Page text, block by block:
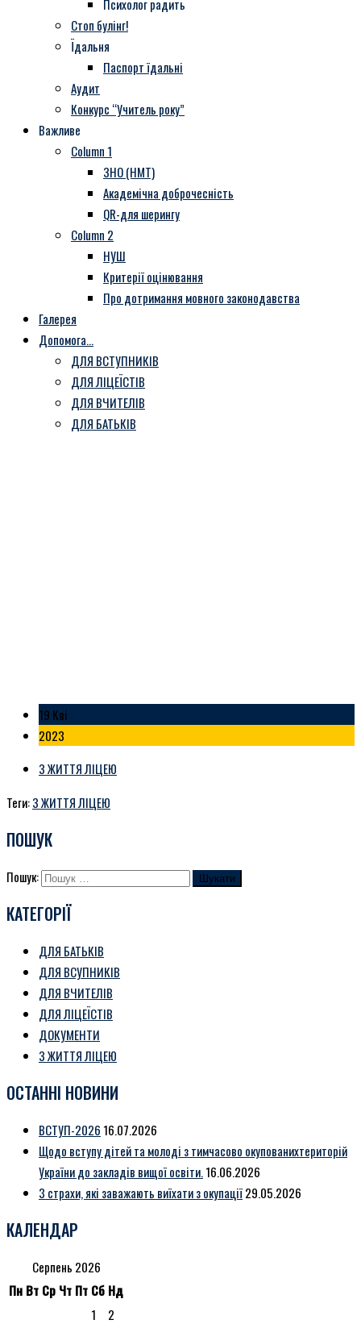
Психолог радить
Стоп булінг!
Їдальня
Паспорт їдальні
Аудит
Конкурс “Учитель року”
Важливе
Column 1
ЗНО (НМТ)
Академічна доброчесність
QR-для шерингу
Column 2
НУШ
Критерії оцінювання
Про дотримання мовного законодавства
Галерея
Допомога…
ДЛЯ ВСТУПНИКІВ
ДЛЯ ЛІЦЕЇСТІВ
ДЛЯ ВЧИТЕЛІВ
ДЛЯ БАТЬКІВ
19 Кві
2023
З ЖИТТЯ ЛІЦЕЮ
Теги:З ЖИТТЯ ЛІЦЕЮ
ПОШУК
Пошук:
КАТЕГОРІЇ
ДЛЯ БАТЬКІВ
ДЛЯ ВСУПНИКІВ
ДЛЯ ВЧИТЕЛІВ
ДЛЯ ЛІЦЕЇСТІВ
ДОКУМЕНТИ
З ЖИТТЯ ЛІЦЕЮ
ОСТАННІ НОВИНИ
ВСТУП-2026 16.07.2026
Щодо вступу дітей та молоді з тимчасово окупованихтериторій
України до закладів вищої освіти.16.06.2026
3 страхи, які заважають виїхати з окупації29.05.2026
КАЛЕНДАР
Серпень 2026
Пн Вт Ср Чт Пт Сб Нд
1
2